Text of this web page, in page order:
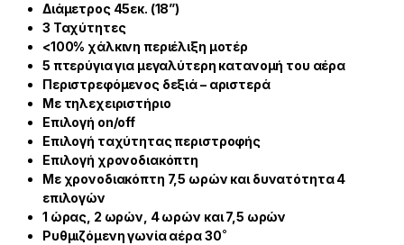
Διάμετρος 45εκ. (18”)
3 Ταχύτητες
<100% χάλκινη περιέλιξη μοτέρ
5 πτερύγια για μεγαλύτερη κατανομή του αέρα
Περιστρεφόμενος δεξιά – αριστερά
Με τηλεχειριστήριο
Επιλογή on/off
Επιλογή ταχύτηταςπεριστροφής
Επιλογή χρονοδιακόπτη
Με χρονοδιακόπτη 7,5 ωρών και δυνατότητα 4
επιλογών
1 ώρας, 2 ωρών, 4 ωρών και 7,5 ωρών
Ρυθμιζόμενη γωνία αέρα 30˚